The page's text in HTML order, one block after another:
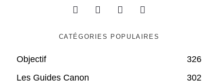
CATÉGORIES POPULAIRES
Objectif
326
Les Guides Canon
302